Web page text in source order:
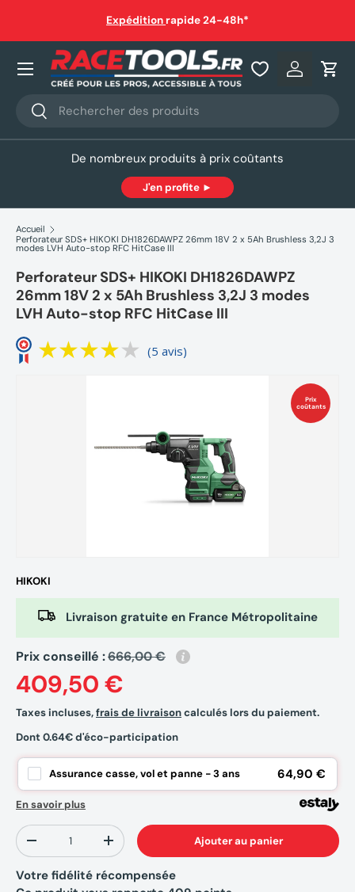
Aller au contenu
Expédition rapide 24-48h*
Recherche
Rechercher
Se
Nos produits
De nombreux produits à prix coûtants
J'en profite ►
Accueil
Perforateur SDS+ HIKOKI DH1826DAWPZ 26mm 18V 2 x 5Ah Brushless 3,2J 3
modes LVH Auto-stop RFC HitCase III
Perforateur SDS+ HIKOKI DH1826DAWPZ
26mm 18V 2 x 5Ah Brushless 3,2J 3 modes
LVH Auto-stop RFC HitCase III
(5 avis)
Prix
coûtants
HIKOKI
Livraison gratuite en France Métropolitaine
Prix conseillé :666,00 €
409,50 €
Taxes incluses,frais de livraisoncalculés lors du paiement.
Dont 0.64€ d'éco-participation
Assurance casse, vol et panne - 3 ans 64,90 €
En savoir plus
Qté
-
+ Ajouter au panier
Votre fidélité récompensée